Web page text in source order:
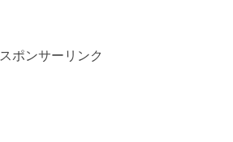
スポンサーリンク